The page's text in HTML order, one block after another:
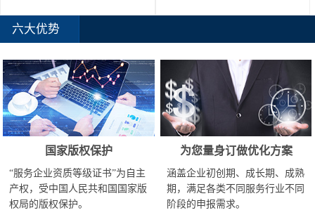
六大优势
国家版权保护
“服务企业资质等级证书”为自主
产权，受中国人民共和国国家版
权局的版权保护。
为您量身订做优化方案
涵盖企业初创期、成长期、成熟
期，满足各类不同服务行业不同
阶段的申报需求。